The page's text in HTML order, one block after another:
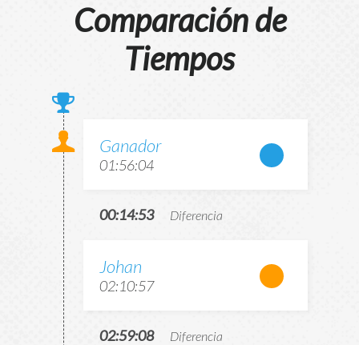
Comparación de
Tiempos
Ganador
01:56:04
00:14:53 Diferencia
Johan
02:10:57
02:59:08 Diferencia